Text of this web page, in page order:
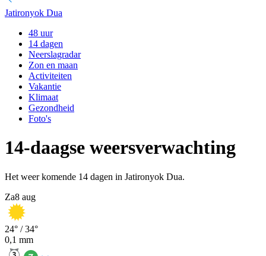
Jatironyok Dua
48 uur
14 dagen
Neerslagradar
Zon en maan
Activiteiten
Vakantie
Klimaat
Gezondheid
Foto's
14-daagse weersverwachting
Het weer komende 14 dagen in Jatironyok Dua.
Za8 aug
24° /34°
0,1 mm